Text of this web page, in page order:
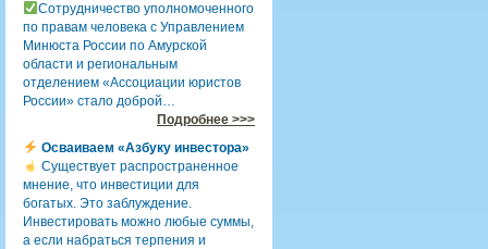
Сотрудничество уполномоченного
по правам человека с Управлением
Минюста России по Амурской
области и региональным
отделением «Ассоциации юристов
России» стало доброй…
Подробнее >>>
Осваиваем «Азбуку инвестора»
Существует распространенное
мнение, что инвестиции для
богатых. Это заблуждение.
Инвестировать можно любые суммы,
а если набраться терпения и